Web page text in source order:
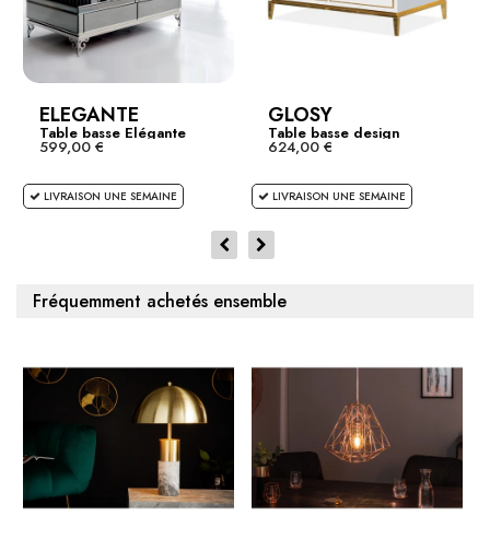
ELEGANTE
Table basse Elégante
599,00 €
LIVRAISON UNE SEMAINE
GLOSY
Table basse design
blanc...
624,00 €
LIVRAISON UNE SEMAINE
Fréquemment achetés ensemble